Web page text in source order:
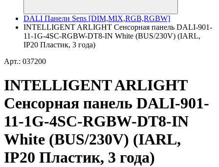
DALI Панели Sens [DIM,MIX,RGB,RGBW]
INTELLIGENT ARLIGHT Сенсорная панель DALI-901-
11-1G-4SC-RGBW-DT8-IN White (BUS/230V) (IARL,
IP20 Пластик, 3 года)
Арт.: 037200
INTELLIGENT ARLIGHT
Сенсорная панель DALI-901-
11-1G-4SC-RGBW-DT8-IN
White (BUS/230V) (IARL,
IP20 Пластик, 3 года)